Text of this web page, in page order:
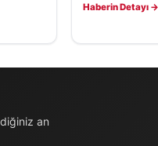
Haberin Detayı →
an